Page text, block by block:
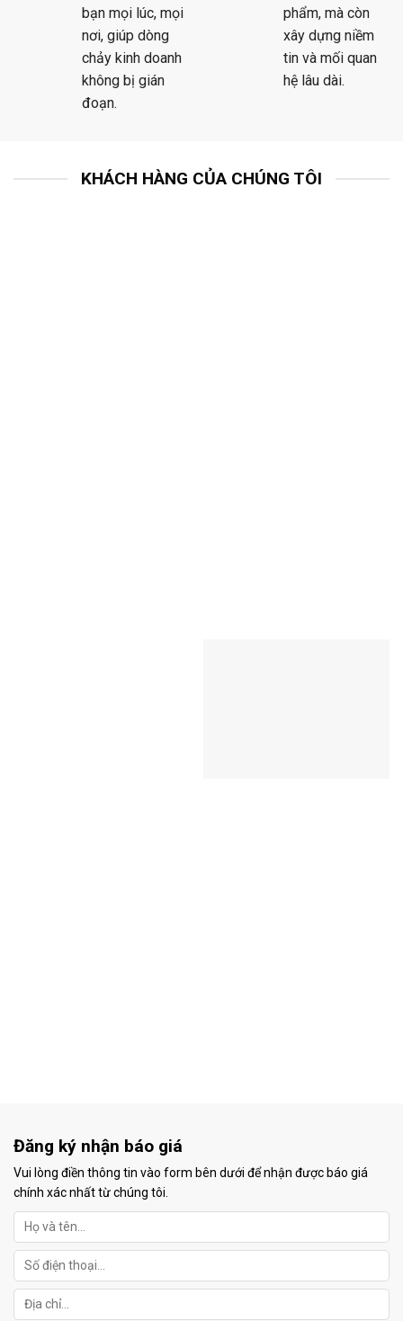
bạn mọi lúc, mọi
nơi, giúp dòng
chảy kinh doanh
không bị gián
đoạn.
phẩm, mà còn
xây dựng niềm
tin và mối quan
hệ lâu dài.
KHÁCH HÀNG CỦA CHÚNG TÔI
Đăng ký nhận báo giá
Vui lòng điền thông tin vào form bên dưới để nhận được báo giá
chính xác nhất từ chúng tôi.